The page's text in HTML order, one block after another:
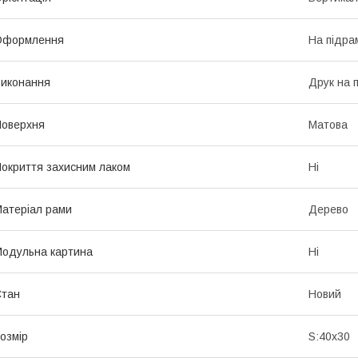
На
Друк на
Матова
захисним лаком Ні
рами Дерево
картина Ні
Новий
S:40x30